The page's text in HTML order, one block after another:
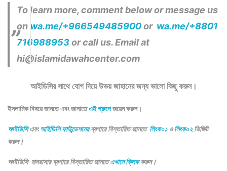
To learn more, comment below or message us
on wa.me/+966549485900or wa.me/+8801
716988953or call us. Email at
hi@islamidawahcenter.com
আইডিসির সাথে যোগ দিয়ে উভয় জাহানের জন্য ভালো কিছু করুন।
ইসলামিক বিষয়ে জানতে এবং জানাতেএই গ্রুপেজয়েন করুন।
আইডিসিএবংআইডিসি ফাউন্ডেশনেরব্যপারে বিস্তারিত জানতে লিংক০১ওলিংক০২ ভিজিট
করুন।
আইডিসি মাদরাসার ব্যপারে বিস্তারিত জানতেএখানে ক্লিককরুন।